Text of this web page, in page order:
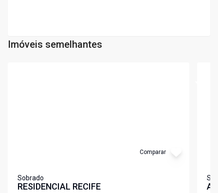
Imóveis semelhantes
Comparar
Sobrado
RESIDENCIAL RECIFE